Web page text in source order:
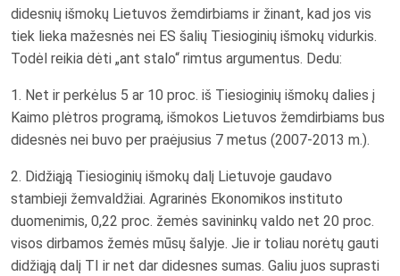
didesnių išmokų Lietuvos žemdirbiams ir žinant, kad jos vis
tiek lieka mažesnės nei ES šalių Tiesioginių išmokų vidurkis.
Todėl reikia dėti „ant stalo“ rimtus argumentus. Dedu:
1. Net ir perkėlus 5 ar 10 proc. iš Tiesioginių išmokų dalies į
Kaimo plėtros programą, išmokos Lietuvos žemdirbiams bus
didesnės nei buvo per praėjusius 7 metus (2007-2013 m.).
2. Didžiąją Tiesioginių išmokų dalį Lietuvoje gaudavo
stambieji žemvaldžiai. Agrarinės Ekonomikos instituto
duomenimis, 0,22 proc. žemės savininkų valdo net 20 proc.
visos dirbamos žemės mūsų šalyje. Jie ir toliau norėtų gauti
didžiąją dalį TI ir net dar didesnes sumas. Galiu juos suprasti